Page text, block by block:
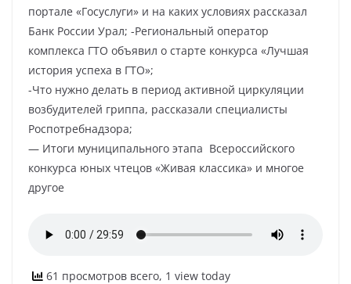
портале «Госуслуги» и на каких условиях рассказал
Банк России Урал; -Региональный оператор
комплекса ГТО объявил о старте конкурса «Лучшая
история успеха в ГТО»;
-Что нужно делать в период активной циркуляции
возбудителей гриппа, рассказали специалисты
Роспотребнадзора;
— Итоги муниципального этапа Всероссийского
конкурса юных чтецов «Живая классика» и многое
другое
61 просмотров всего, 1 view today